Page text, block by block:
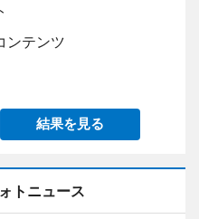
ンテンツ
結果を見る
トニュース